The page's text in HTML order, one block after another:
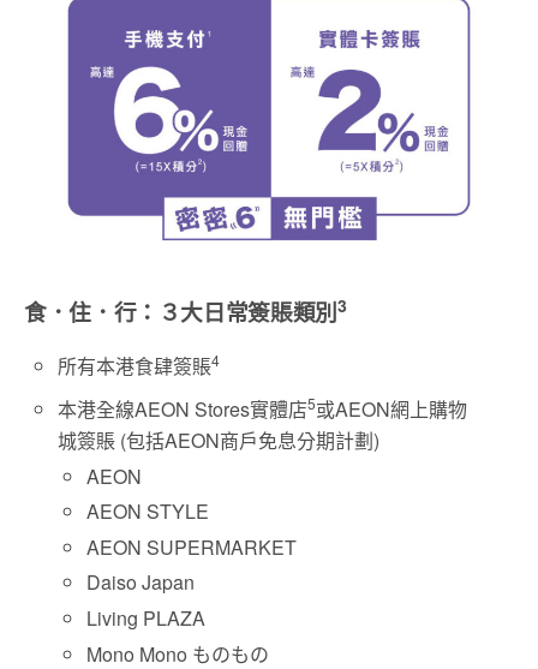
食．住．行：３大日常簽賬類別3
所有本港食肆簽賬4
本港全線AEON Stores實體店5或AEON網上購物
城簽賬 (包括AEON商戶免息分期計劃)
AEON
AEON STYLE
AEON SUPERMARKET
Daiso Japan
Living PLAZA
Mono Mono ものもの